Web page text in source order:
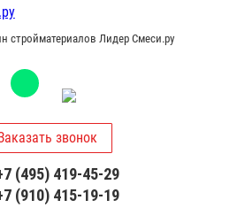
стройматериалов Лидер Смеси.ру
звонок
(495) 419-45-29
(910) 415-19-19